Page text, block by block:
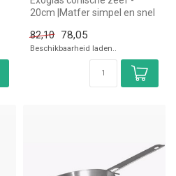
20cm |Matfer simpel en snel
Ove...
82,10 78,05
Beschikbaarheid laden..